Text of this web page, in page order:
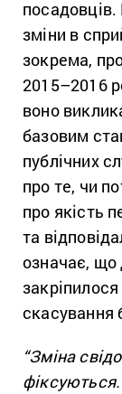
посадовців.
зміни в
зокрема,
2015–2016
воно
базовим
публічних
про те, чи
про якість
та
означає, що
скасування
“Зміна